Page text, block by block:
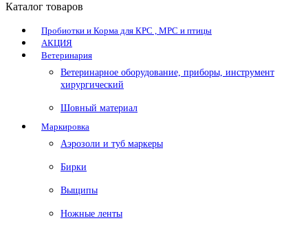
Каталог товаров
Пробиотки и Корма для КРС , МРС и птицы
АКЦИЯ
Ветеринария
Ветеринарное оборудование, приборы, инструмент
хирургический
Шовный материал
Маркировка
Аэрозоли и туб маркеры
Бирки
Выщипы
Ножные ленты